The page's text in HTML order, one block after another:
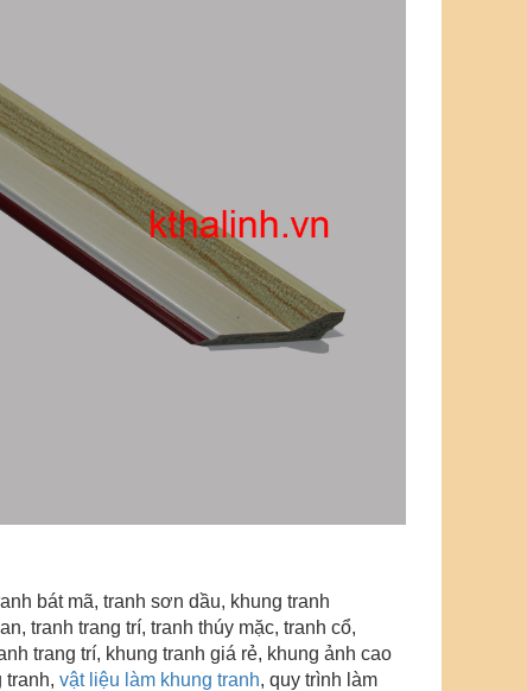
bát mã, tranh sơn dầu, khung tranh
tranh trang trí, tranh thúy mặc, tranh cổ,
trang trí, khung tranh giá rẻ, khung ảnh cao
tranh, vật liệu làm khung tranh, quy trình làm